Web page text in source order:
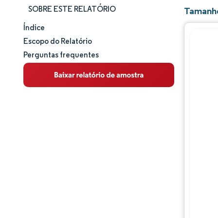
SOBRE ESTE RELATÓRIO
Tamanho e participação de mercado
Análise de mercado
Tendências e insights
Índice
Escopo do Relatório
Perguntas frequentes